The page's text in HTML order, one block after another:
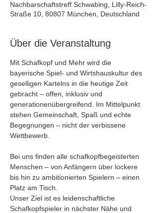
Nachbarschaftstreff Schwabing, Lilly-Reich-
Straße 10, 80807 München, Deutschland
Über die Veranstaltung
Mit Schafkopf und Mehr wird die
bayerische Spiel- und Wirtshauskultur des
geselligen Kartelns in die heutige Zeit
gebracht – offen, inklusiv und
generationenübergreifend. Im Mittelpunkt
stehen Gemeinschaft, Spaß und echte
Begegnungen – nicht der verbissene
Wettbewerb.
Bei uns finden alle schafkopfbegeisterten
Menschen – von Anfängern über lockere
bis hin zu ambitionierten Spielern – einen
Platz am Tisch.
Unser Ziel ist es leidenschaftliche
Schafkopfspieler in nächster Nähe und